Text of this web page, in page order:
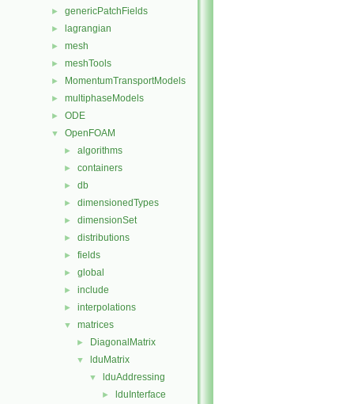
► genericPatchFields
► lagrangian
► mesh
► meshTools
► MomentumTransportModels
► multiphaseModels
► ODE
▼ OpenFOAM
► algorithms
► containers
► db
► dimensionedTypes
► dimensionSet
► distributions
► fields
► global
► include
► interpolations
▼ matrices
► DiagonalMatrix
▼ lduMatrix
▼ lduAddressing
► lduInterface